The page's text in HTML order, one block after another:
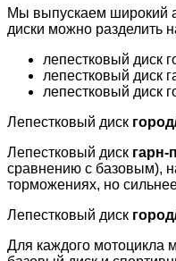
Мы выпускаем широкий
диски можно разделить
лепестковый диск
лепестковый диск
лепестковый диск
Лепестковый диск
Лепестковый диск гарн-
сравнению с базовым),
торможениях, но
Лепестковый диск
Для каждого мотоцикла